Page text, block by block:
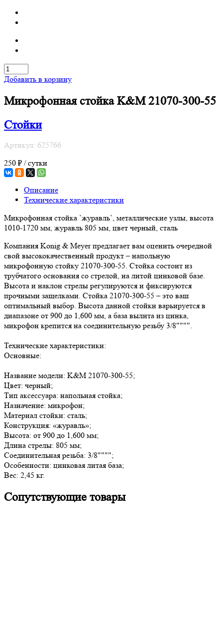
Добавить в корзину
Микрофонная стойка K&M 21070-300-55
Стойки
Артикул: 625766
250 ₽ / сутки
Описание
Технические характеристики
Микрофонная стойка `журавль`, металлические узлы, высота
1010-1720 мм, журавль 805 мм, цвет черный, сталь
Компания Konig & Meyer предлагает вам оценить очередной
свой высококачественный продукт – напольную
микрофонную стойку 21070-300-55. Стойка состоит из
трубчатого основания со стрелой, на литой цинковой базе.
Высота и наклон стрелы регулируются и фиксируются
прочными защелками. Стойка 21070-300-55 – это ваш
оптимальный выбор. Высота данной стойки варьируется в
диапазоне от 900 до 1,600 мм, а база вылита из цинка,
микрофон крепится на соединительную резьбу 3/8"""".
Технические характеристики:
Основные:
Название модели: K&M 21070-300-55;
Цвет: черный;
Тип аксессуара: напольная стойка;
Назначение: микрофон;
Материал стойки: сталь;
Конструкция: «журавль»;
Высота: от 900 до 1,600 мм;
Длина стрелы: 805 мм;
Соединительная резьба: 3/8"""";
Особенности: цинковая литая база;
Вес: 2,45 кг.
Сопутствующие товары